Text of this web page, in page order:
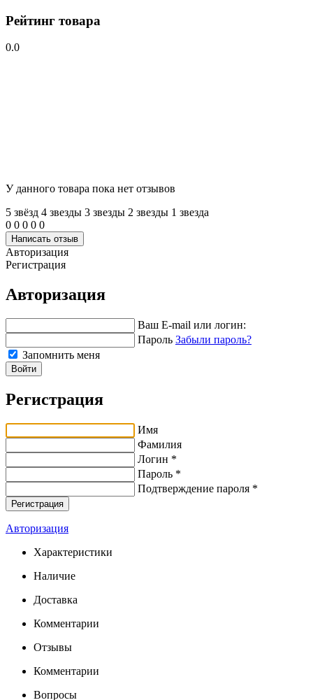
Рейтинг товара
0.0
У данного товара пока нет отзывов
5 звёзд 4 звeзды 3 звeзды 2 звeзды 1 звeзда
0 0 0 0 0
Написать отзыв
Авторизация
Регистрация
Авторизация
Ваш E-mail или логин:
Пароль Забыли пароль?
Запомнить меня
Войти
Регистрация
Имя
Фамилия
Логин *
Пароль *
Подтверждение пароля *
Авторизация
Характеристики
Наличие
Доставка
Комментарии
Отзывы
Комментарии
Вопросы